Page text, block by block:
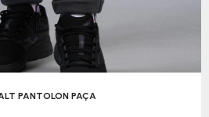
PANTOLON PAÇA